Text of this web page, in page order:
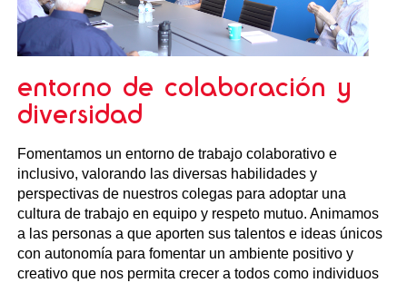
entorno de colaboración y
diversidad
Fomentamos un entorno de trabajo colaborativo e
inclusivo, valorando las diversas habilidades y
perspectivas de nuestros colegas para adoptar una
cultura de trabajo en equipo y respeto mutuo. Animamos
a las personas a que aporten sus talentos e ideas únicos
con autonomía para fomentar un ambiente positivo y
creativo que nos permita crecer a todos como individuos